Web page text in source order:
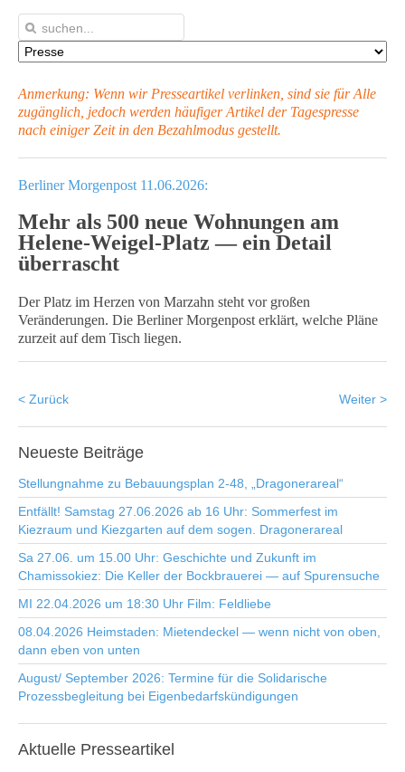
Anmerkung: Wenn wir Presseartikel verlinken, sind sie für Alle
zugänglich, jedoch werden häufiger Artikel der Tagespresse
nach einiger Zeit in den Bezahlmodus gestellt.
Berliner Morgenpost 11.06.2026:
Mehr als 500 neue Wohnungen am
Helene-Weigel-Platz — ein Detail
überrascht
Der Platz im Herzen von Marzahn steht vor großen
Veränderungen. Die Berliner Morgenpost erklärt, welche Pläne
zurzeit auf dem Tisch liegen.
< Zurück Weiter >
Neueste Beiträge
Stellungnahme zu Bebauungsplan 2-48, „Dragonerareal“
Entfällt! Samstag 27.06.2026 ab 16 Uhr: Sommerfest im
Kiezraum und Kiezgarten auf dem sogen. Dragonerareal
Sa 27.06. um 15.00 Uhr: Geschichte und Zukunft im
Chamissokiez: Die Keller der Bockbrauerei — auf Spurensuche
MI 22.04.2026 um 18:30 Uhr Film: Feldliebe
08.04.2026 Heimstaden: Mietendeckel — wenn nicht von oben,
dann eben von unten
August/ September 2026: Termine für die Solidarische
Prozessbegleitung bei Eigenbedarfskündigungen
Aktuelle Presseartikel